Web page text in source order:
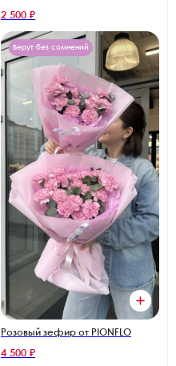
2 500 ₽
Берут без сомнений
Розовый зефир от PIONFLO
4 500 ₽